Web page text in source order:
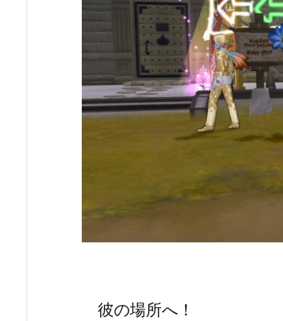
彼の場所へ！